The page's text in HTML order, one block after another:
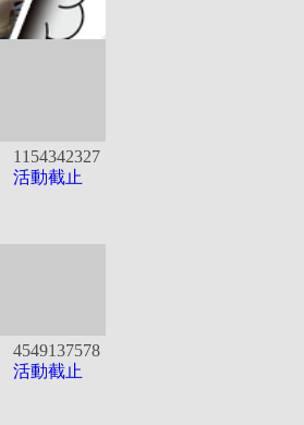
1154342327
活動截止
4549137578
活動截止